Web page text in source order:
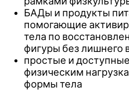
БАДы и продукты
помогающие
тела по
фигуры без лишнего
простые и
физическим
формы тела